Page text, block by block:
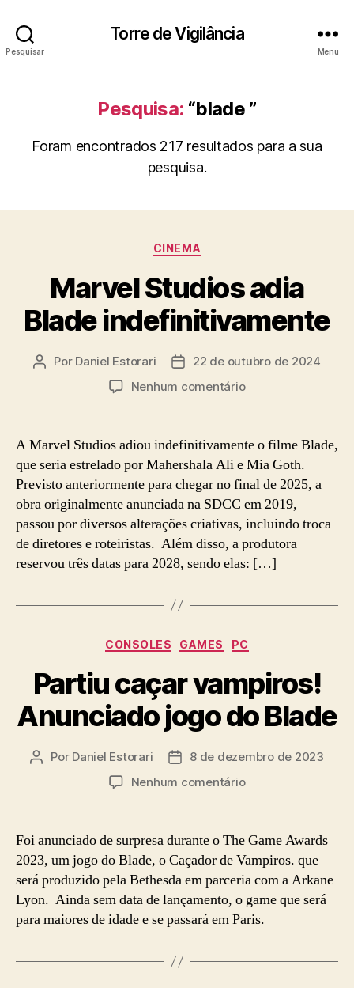
Pesquisar
Torre de Vigilância
Menu
Pesquisa: “blade ”
Foram encontrados 217 resultados para a sua
pesquisa.
Categorias
CINEMA
Marvel Studios adia
Blade indefinitivamente
Autor
Por Daniel Estorari
Data22 de outubro de 2024
Nenhum comentárioem
indefinitivamente
A Marvel Studios adiou indefinitivamente o filme Blade,
que seria estrelado por Mahershala Ali e Mia Goth.
Previsto anteriormente para chegar no final de 2025, a
obra originalmente anunciada na SDCC em 2019,
passou por diversos alterações criativas, incluindo troca
de diretores e roteiristas. Além disso, a produtora
reservou três datas para 2028, sendo elas: […]
Categorias
CONSOLES GAMES PC
Partiu caçar vampiros!
Anunciado jogo do Blade
Autor
Por Daniel Estorari
Data8 de dezembro de 2023
Nenhum comentárioem
vampiros!
jogo
do
Blade
Foi anunciado de surpresa durante o The Game Awards
2023, um jogo do Blade, o Caçador de Vampiros. que
será produzido pela Bethesda em parceria com a Arkane
Lyon. Ainda sem data de lançamento, o game que será
para maiores de idade e se passará em Paris.